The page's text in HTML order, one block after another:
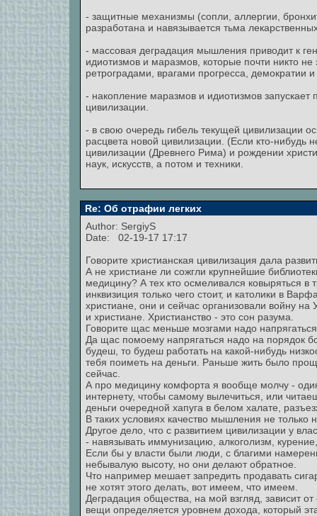
- защитные механизмы (сопли, аллергии,
разработана и навязывается тьма
- массовая деградация мышления приводит к
идиотизмов и маразмов, которые почти никто не
ретроградами, врагами прогресса, демократии и
- накопление маразмов и идиотизмов
цивилизации.
- в свою очередь гибель текущей цивилизации
расцвета новой цивилизации. (Если кто-нибудь
цивилизации (Древнего Рима) и рождении
наук, искусств, а потом и техники.
Re: Об отрафии легких
Author: SergiyS
Date: 02-19-17 17:17
Говорите христианская цивилизация дала
А не христиане ли сожгли крупнейшие
медицину? А тех кто осмеливался ковыряться
инквизиция только чего стоит, и католики в
христиане, они и сейчас организовали войну
и христиане. Христианство - это сон разума.
Говорите щас меньше мозгами надо
Да щас помоему напрягаться надо на порядок
будеш, то будеш работать на какой-нибудь
тебя поиметь на деньги. Раньше жить было
сейчас.
А про медицину комфорта я вообще молчу -
интернету, чтобы самому вылечиться, или
деньги очередной хапуга в белом халате,
В таких условиях качество мышления не
Другое дело, что с развитием цивилизации у
- навязывать иммунизацию, алкоголизм,
Если бы у власти были люди, с благими
небывалую высоту, но они делают обратное.
Что например мешает запредить продавать
не хотят этого делать, вот имеем, что имеем.
Деградация общества, на мой взгляд, зависит
вещи определяется уровнем дохода, который